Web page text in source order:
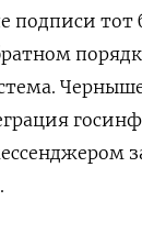
подписи тот